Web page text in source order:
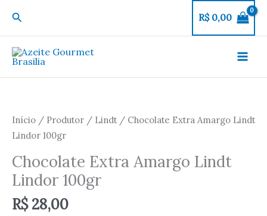
para
o
conteúdo
Pesquisar R$0,00
Início / Produtor / Lindt / Chocolate Extra Amargo Lindt
Lindor 100gr
Chocolate Extra Amargo Lindt
Lindor 100gr
R$28,00